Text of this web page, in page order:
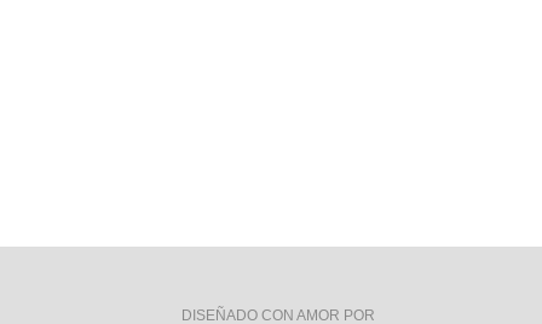
DISEÑADO CON AMOR POR